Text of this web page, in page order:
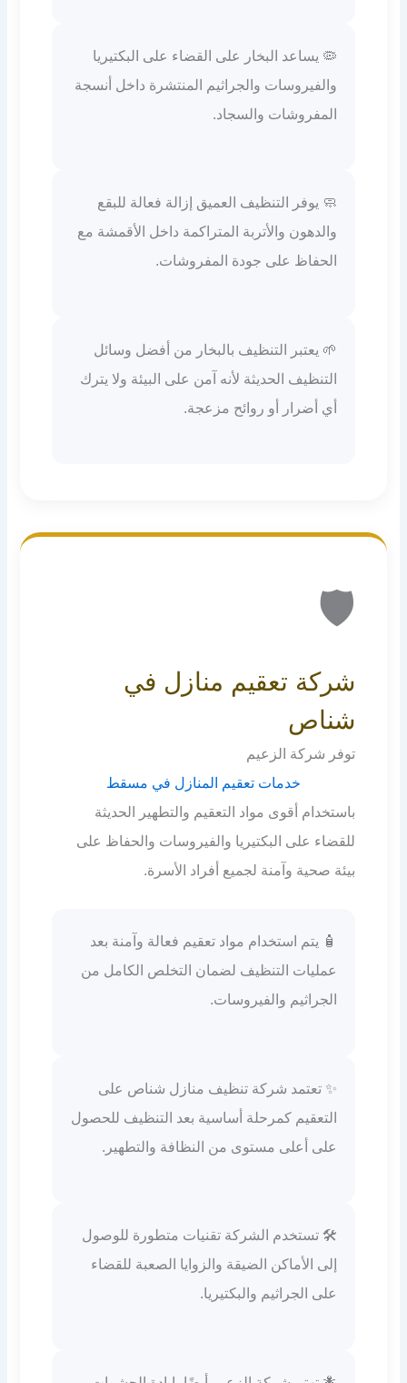
🦠 يساعد البخار على القضاء على البكتيريا
والفيروسات والجراثيم المنتشرة داخل أنسجة
المفروشات والسجاد.
🧼 يوفر التنظيف العميق إزالة فعالة للبقع
والدهون والأتربة المتراكمة داخل الأقمشة مع
الحفاظ على جودة المفروشات.
🌱 يعتبر التنظيف بالبخار من أفضل وسائل
التنظيف الحديثة لأنه آمن على البيئة ولا يترك
أي أضرار أو روائح مزعجة.
🛡️
شركة تعقيم منازل في
شناص
توفر شركة الزعيم
خدمات تعقيم المنازل في مسقط
باستخدام أقوى مواد التعقيم والتطهير الحديثة
للقضاء على البكتيريا والفيروسات والحفاظ على
بيئة صحية وآمنة لجميع أفراد الأسرة.
🧴 يتم استخدام مواد تعقيم فعالة وآمنة بعد
عمليات التنظيف لضمان التخلص الكامل من
الجراثيم والفيروسات.
✨ تعتمد شركة تنظيف منازل شناص على
التعقيم كمرحلة أساسية بعد التنظيف للحصول
على أعلى مستوى من النظافة والتطهير.
🛠️ تستخدم الشركة تقنيات متطورة للوصول
إلى الأماكن الضيقة والزوايا الصعبة للقضاء
على الجراثيم والبكتيريا.